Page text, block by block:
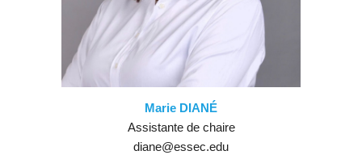
Marie DIANÉ
Assistante de chaire
diane@essec.edu